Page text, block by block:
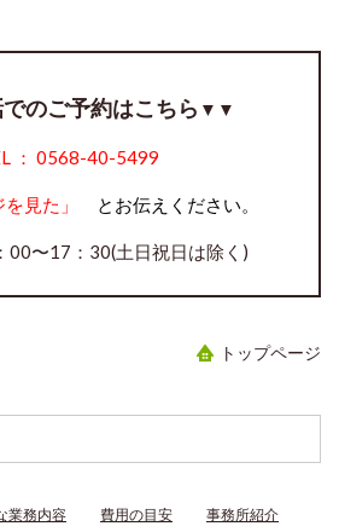
のご予約はこちら ▼ ▼
： 0568-40-5499
を見た」 とお伝えください。
00〜17：30(土日祝日は除く)
トップページ
業務内容 費用の目安
事務所紹介